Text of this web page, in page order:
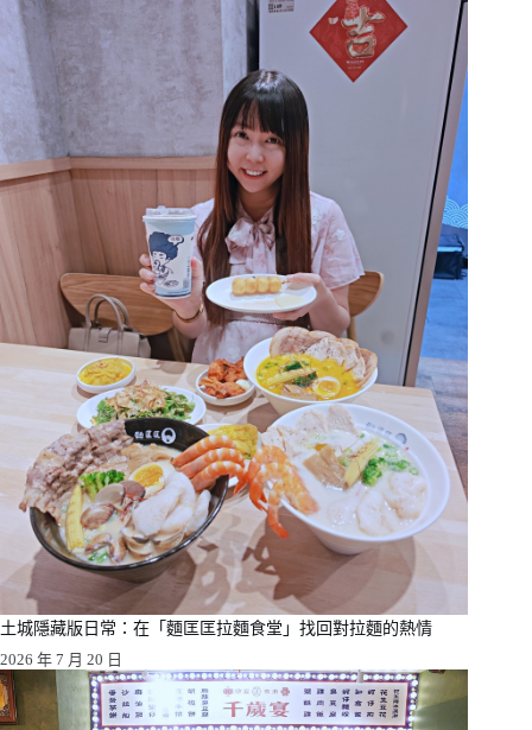
土城隱藏版日常：在「麵匡匡拉麵食堂」找回對拉麵的熱情
2026 年 7 月 20 日